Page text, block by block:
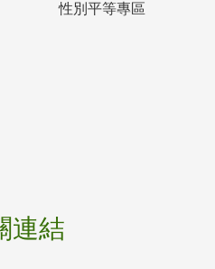
性別平等專區
連結